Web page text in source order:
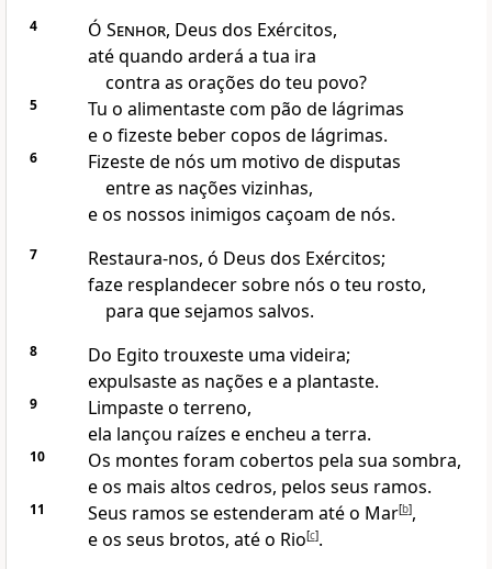
4 Ó Senhor, Deus dos Exércitos,
até quando arderá a tua ira
contra as orações do teu povo?
5
Tu o alimentaste com pão de lágrimas
e o fizeste beber copos de lágrimas.
6
Fizeste de nós um motivo de disputas
entre as nações vizinhas,
e os nossos inimigos caçoam de nós.
7
Restaura-nos, ó Deus dos Exércitos;
faze resplandecer sobre nós o teu rosto,
para que sejamos salvos.
8
Do Egito trouxeste uma videira;
expulsaste as nações e a plantaste.
9
Limpaste o terreno,
ela lançou raízes e encheu a terra.
10
Os montes foram cobertos pela sua sombra,
e os mais altos cedros, pelos seus ramos.
11 Seus ramos se estenderam até o Mar[b],
e os seus brotos, até o Rio[c].